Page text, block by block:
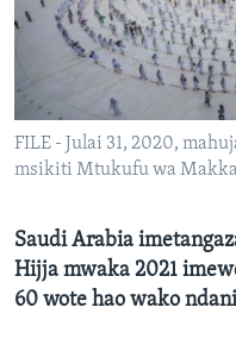
FILE - Julai 31, 2020,
msikiti Mtukufu wa
Saudi Arabia
Hijja mwaka 2021
60 wote hao wako